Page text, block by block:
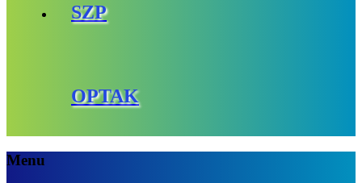
SZP
OPTAK
Menu